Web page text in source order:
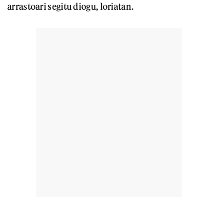
arrastoari segitu diogu, loriatan.